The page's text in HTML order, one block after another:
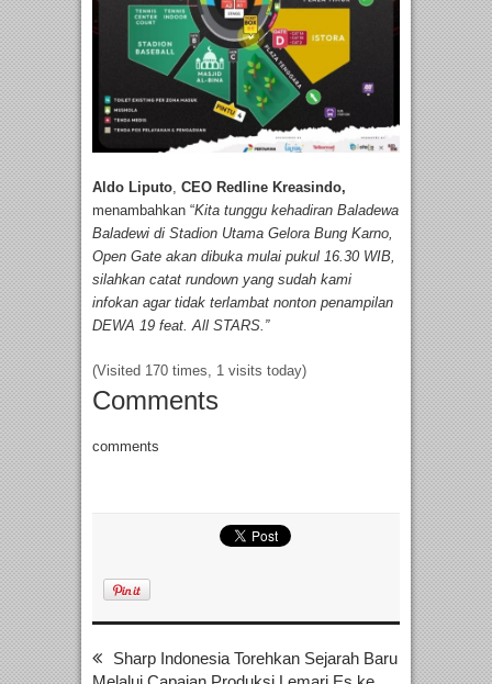
Aldo Liputo CEO Redline Kreasindo,
menambahkan “Kita tunggu kehadiran Baladewa
Baladewi di Stadion Utama Gelora Bung Karno,
Open Gate akan dibuka mulai pukul 16.30 WIB,
silahkan catat rundown yang sudah kami
infokan agar tidak terlambat nonton penampilan
DEWA 19 feat. All STARS.”
(Visited 170 times, 1 visits today)
Comments
comments
Sharp Indonesia Torehkan Sejarah Baru